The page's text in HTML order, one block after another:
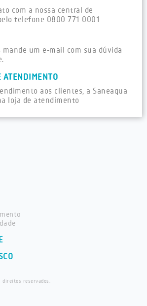
com a nossa central de
telefone 0800 771 0001
mande um e-mail com sua dúvida
ATENDIMENTO
aos clientes, a Saneaqua
loja de atendimento
direitos reservados.